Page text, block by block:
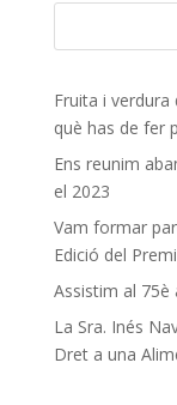
Fruita i verdura
què has de fer
Ens reunim
el 2023
Vam formar
Edició del
Assistim al 75è
La Sra. Inés
Dret a una